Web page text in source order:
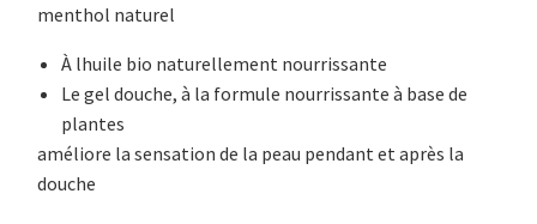
menthol naturel
À lhuile bio naturellement nourrissante
Le gel douche, à la formule nourrissante à base de
plantes
améliore la sensation de la peau pendant et après la
douche